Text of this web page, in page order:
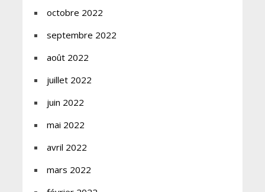
octobre 2022
septembre 2022
août 2022
juillet 2022
juin 2022
mai 2022
avril 2022
mars 2022